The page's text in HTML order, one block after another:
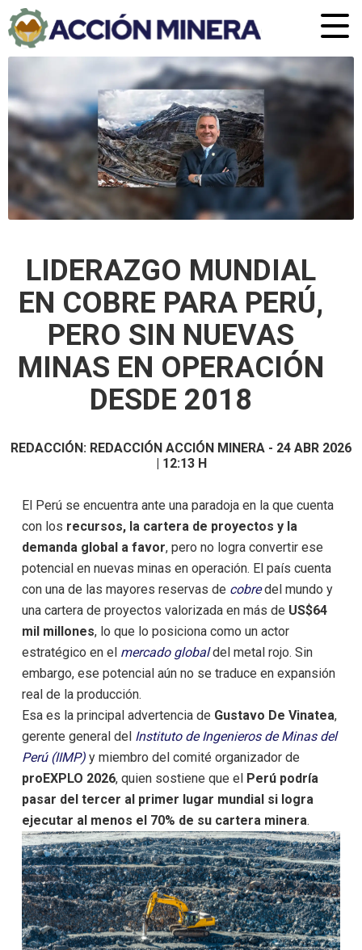
LIDERAZGO MUNDIAL
EN COBRE PARA PERÚ,
PERO SIN NUEVAS
MINAS EN OPERACIÓN
DESDE 2018
REDACCIÓN: REDACCIÓN ACCIÓN MINERA - 24 ABR 2026
| 12:13 H
El Perú se encuentra ante una paradoja en la que cuenta
con los recursos, la cartera de proyectos y la
demanda global a favor, pero no logra convertir ese
potencial en nuevas minas en operación. El país cuenta
con una de las mayores reservas de cobredel mundo y
una cartera de proyectos valorizada en más de US$64
mil millones, lo que lo posiciona como un actor
estratégico en el mercado globaldel metal rojo. Sin
embargo, ese potencial aún no se traduce en expansión
real de la producción.
Esa es la principal advertencia de Gustavo De Vinatea,
gerente general del Instituto de Ingenieros de Minas del
Perú (IIMP)y miembro del comité organizador de
proEXPLO 2026, quien sostiene que el Perú podría
pasar del tercer al primer lugar mundial si logra
ejecutar al menos el 70% de su cartera minera.